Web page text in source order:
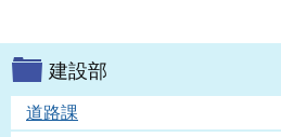
建設部
道路課